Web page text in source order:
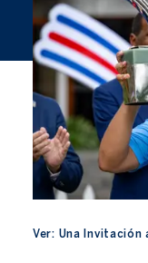
Ver: Una